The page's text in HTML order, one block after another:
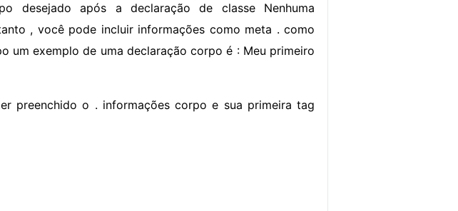
desejado após a declaração de classe Nenhuma
, você pode incluir informações como meta . como
um exemplo de uma declaração corpo é : Meu primeiro
preenchido o . informações corpo e sua primeira tag